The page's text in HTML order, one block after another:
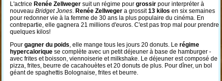
L'actrice Renée Zellwegersuit un régime pour grossirpour interpréter à
nouveau Bridget Jones. Renée Zellweger a grossit13 kilos en six semaines
pour redonner vie à la femme de 30 ans la plus populaire du cinéma. En
contrepartie, elle gagnera 21 millions d'euros. C'est pas trop mal pour prendre
quelques kilos!
Pour gagner du poids, elle mange tous les jours 20 donuts. Le régime
hypercaloriquese complète avec un petit déjeuner à base de hamburger -
avec frites et boisson, viennoiserie et milkshake. Le déjeuner est composé de
pizza, frites, beurre de cacahouètes et 20 donuts de plus. Pour dîner, un bol
géant de spaghettis Bolognaise, frites et beurre.